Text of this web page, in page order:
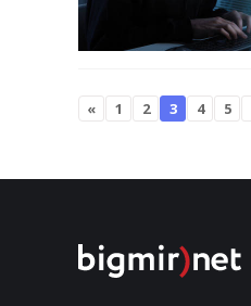
« 1 2 3 4 5